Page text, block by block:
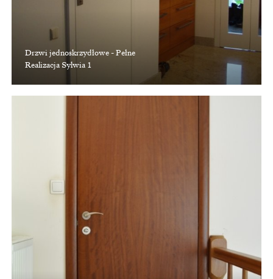
Drzwi jednoskrzydłowe - Pełne
Realizacja Sylwia 1